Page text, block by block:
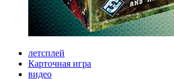
летсплей
Карточная игра
видео